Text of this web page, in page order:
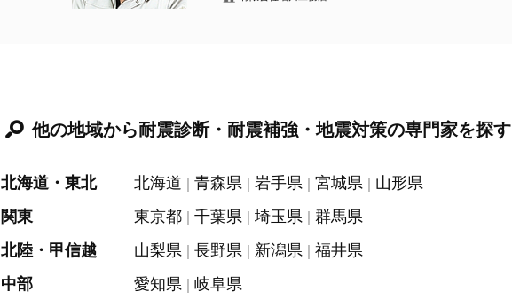
他の地域から耐震診断・耐震補強・地震対策の専門家を探す
北海道・東北 北海道 青森県 岩手県 宮城県
山形県
関東
東京都 千葉県 埼玉県
群馬県
北陸・甲信越
山梨県 長野県 新潟県
福井県
中部
愛知県
岐阜県